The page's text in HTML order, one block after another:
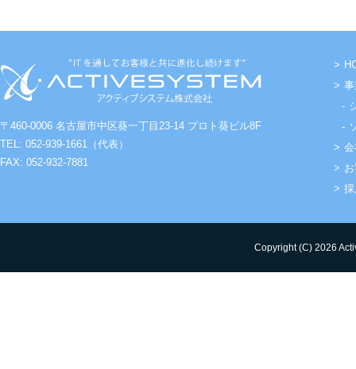
〒460-0006 名古屋市中区葵一丁目23-14 プロト葵ビル8F
TEL: 052-939-1661（代表）
FAX: 052-932-7881
Copyright (C) 2026